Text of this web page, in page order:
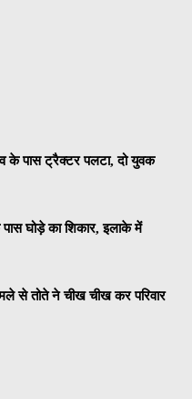
के पास ट्रैक्टर पलटा, दो युवक
घोड़े का शिकार, इलाके में
से तोते ने चीख चीख कर परिवार